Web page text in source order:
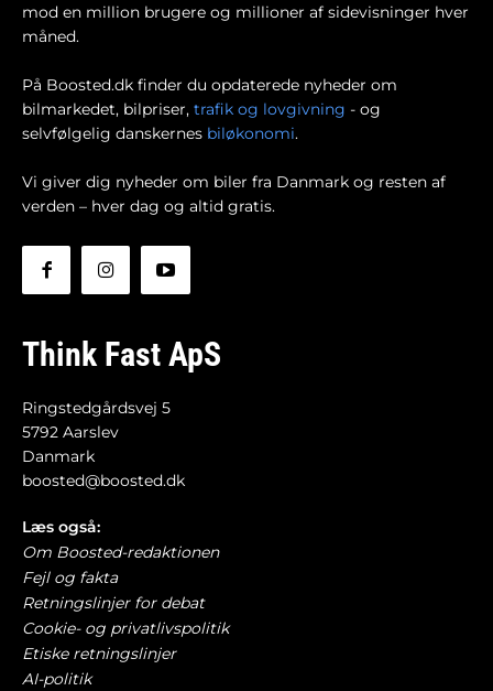
mod en million brugere og millioner af sidevisninger hver
måned.
På Boosted.dk finder du opdaterede nyheder om
bilmarkedet, bilpriser, trafik og lovgivning - og
selvfølgelig danskernes biløkonomi.
Vi giver dig nyheder om biler fra Danmark og resten af
verden – hver dag og altid gratis.
Think Fast ApS
Ringstedgårdsvej 5
5792 Aarslev
Danmark
boosted@boosted.dk
Læs også:
Om Boosted-redaktionen
Fejl og fakta
Retningslinjer for debat
Cookie- og privatlivspolitik
Etiske retningslinjer
AI-politik